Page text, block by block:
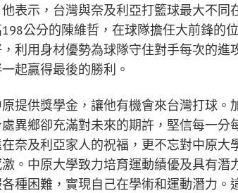
表示，台灣與奈及利亞打籃球最大不同
公分的陳維哲，在球隊擔任大前鋒的
利用身材優勢為球隊守住對手每次的
起贏得最後的勝利。
提供獎學金，讓他有機會來台灣打球
異鄉卻充滿對未來的期許，堅信每一分
奈及利亞家人的祝福，更不忘對中原大
。中原大學致力培育運動績優及具有潛
種困難，實現自己在學術和運動潛力。